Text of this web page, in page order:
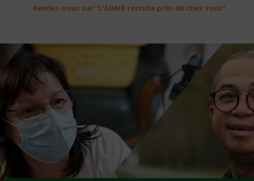
Rendez-vous sur "L'ADMR recrute près de chez vous".